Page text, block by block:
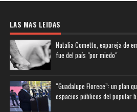
LAS MAS LEIDAS
Natalia Cometto, expareja de
fue del país "por miedo"
“Guadalupe Florece”: un plan
espacios públicos del popular